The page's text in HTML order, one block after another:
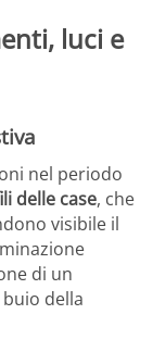
luci e
nel periodo
delle case, che
visibile il
di un
della